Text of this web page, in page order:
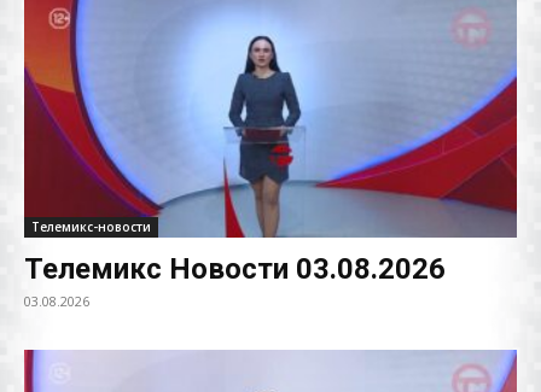
Телемикс-новости
Телемикс Новости 03.08.2026
03.08.2026